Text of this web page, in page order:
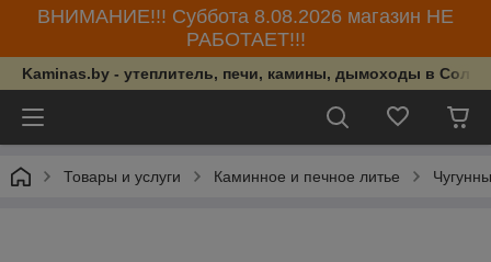
ВНИМАНИЕ!!! Суббота 8.08.2026 магазин НЕ
РАБОТАЕТ!!!
Kaminas.by - утеплитель, печи, камины, дымоходы в
Товары и услуги Каминное и печное литье